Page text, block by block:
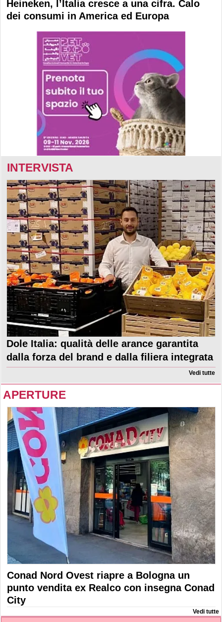
Heineken, l’Italia cresce a una cifra. Calo
dei consumi in America ed Europa
INTERVISTA
Dole Italia: qualità delle arance garantita
dalla forza del brand e dalla filiera integrata
Vedi tutte
APERTURE
Conad Nord Ovest riapre a Bologna un
punto vendita ex Realco con insegna Conad
City
Vedi tutte